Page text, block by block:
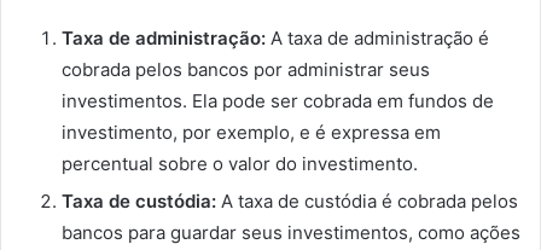
Taxa de administração: A taxa de administração é
cobrada pelos bancos por administrar seus
investimentos. Ela pode ser cobrada em fundos de
investimento, por exemplo, e é expressa em
percentual sobre o valor do investimento.
Taxa de custódia: A taxa de custódia é cobrada pelos
bancos para guardar seus investimentos, como ações